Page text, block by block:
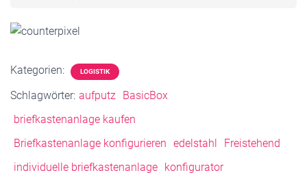
Kategorien: LOGISTIK
Schlagwörter: aufputz
BasicBox
briefkastenanlage kaufen
Briefkastenanlage konfigurieren edelstahl
Freistehend
individuelle briefkastenanlage
konfigurator